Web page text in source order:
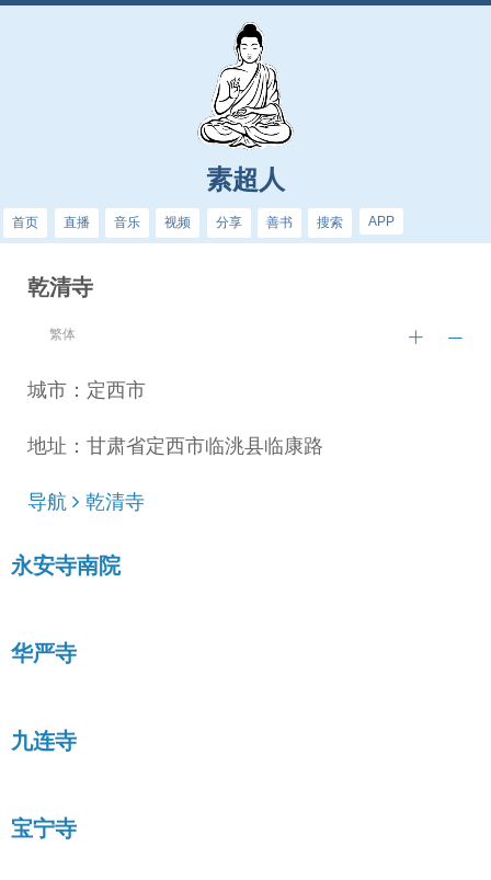
素超人
首页 直播 音乐 视频 分享 善书 搜索 APP
乾清寺
繁体
城市：定西市
地址：甘肃省定西市临洮县临康路
导航 乾清寺
永安寺南院
华严寺
九连寺
宝宁寺